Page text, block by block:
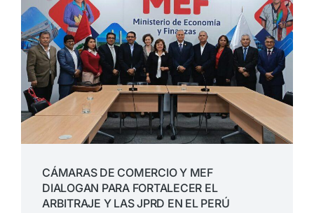
CÁMARAS DE COMERCIO Y MEF
DIALOGAN PARA FORTALECER EL
ARBITRAJE Y LAS JPRD EN EL PERÚ